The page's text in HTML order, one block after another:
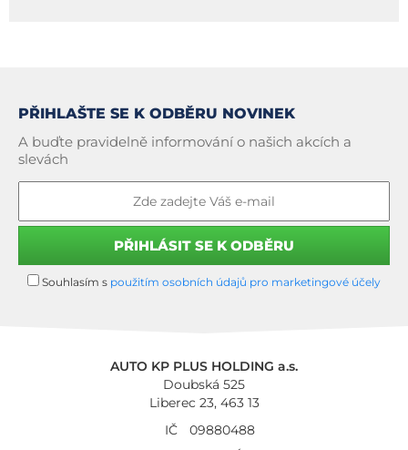
PŘIHLAŠTE SE K ODBĚRU NOVINEK
A buďte pravidelně informování o našich akcích a
slevách
Souhlasím s použitím osobních údajů pro marketingové účely
AUTO KP PLUS HOLDING a.s.
Doubská 525
Liberec 23, 463 13
IČ
09880488